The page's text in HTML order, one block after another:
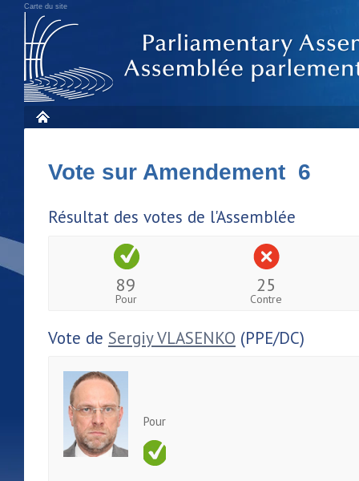
Carte du site
Vote sur Amendement 6
Résultat des votes de l'Assemblée
89
Pour
25
Contre
Vote de Sergiy VLASENKO (PPE/DC)
Pour